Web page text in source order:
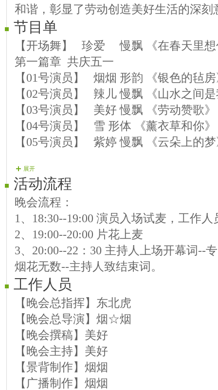
和谐，彰显了劳动创造美好生活的深刻
节目单
【开场舞】 珍爱 慢飘 《在春天里想
第一篇章 共庆五一
【01号演员】 烟烟 形韵 《银色的毡
【02号演员】 辣儿 慢飘 《山水之间
【03号演员】 美好 慢飘 《劳动赞歌》
【04号演员】 雪 形体 《薰衣草和你》
【05号演员】 紫婷 慢飘 《云朵上的
第二篇章 劳动快乐
【06号演员】 东北虎 特效舞 《洪湖水
【07号演员】 锁爱 慢飘 《天上的西藏
【08号演员】 米果 慢飘 《雨巷情缘》
【09号演员】 舞语 慢飘 《命中有你》
【10号演员】 冬云 形体 《情醉桃花源
第三篇章 共建和谐
【11号演员】 文静 慢飘 《春天的歌谣
【12号演员】 紫儿 慢飘 《爱如画》
【13号演员】 坚持 飞舞 《我是一条小
【14号演员】 好心情 慢飘 《月圆越思
【结束舞】 紫凤 舞蹈 《花舞人间》
展开
活动流程
晚会流程：
1、18:30--19:00 演员入场试麦，工作
2、19:00--20:00 片花上麦
3、20:00--22：30 主持人上场开幕词--
烟花无数--主持人致结束词。
工作人员
【晚会总指挥】东北虎
【晚会总导演】烟☆烟
【晚会撰稿】美好
【晚会主持】美好
【景背制作】烟烟
【广播制作】烟烟